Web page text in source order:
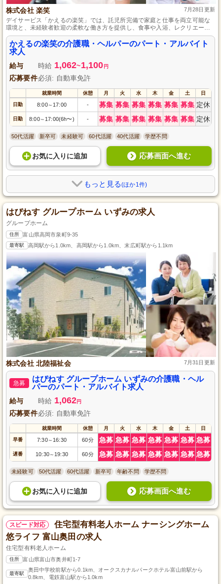
株式会社 楽笑 7月28日更新
デイサービス「かえるの楽笑」では、託児所完備で家庭と仕事を両立可能な
環境と、未経験者歓迎の柔軟な働き方を提供し、食事や入浴、レクリエーシ
ョン等の業務を通じて、利用者の楽しい在宅生活をサポートします。スタッ
フの成長を全力でバックアップしながら、パート・アルバイトでも昇給制度
あり、働きがいと安定感を感じていただけます。
かえるの楽笑の介護職・ヘルパーのパート・アルバイト
求人
給与 時給 1,062~1,100 円
応募要件必須: 自動車免許
就業時間 休憩 月 火 水 木 金 土 日
日勤 8:00～ 17:00 - 募集 募集 募集 募集 募集 募集 定休
日勤 8:00～ 17:00(6h〜) - 募集 募集 募集 募集 募集 募集 定休
50代活躍 新卒可 未経験可 60代活躍 40代活躍 学歴不問
お気に入り に追加 応募画面へ進む
もっと見る(ほか1件)
はぴねす グループホーム いずみの求人
グループホーム
住所 富山県高岡市泉町9-35
最寄駅 高岡駅から1.0km、高岡駅から1.0km、末広町駅から1.1km
株式会社 北陸福祉会 7月31日更新
急募
はぴねす グループホーム いずみの介護職・ヘル
パーのパート・アルバイト求人
給与 時給 1,062円
応募要件必須: 自動車免許
就業時間 休憩 月 火 水 木 金 土 日
早番 7:30～ 16:30 60分 急募 急募 急募 急募 急募 急募 急募
遅番 10:30～ 19:30 60分 急募 急募 急募 急募 急募 急募 急募
未経験可 50代活躍 60代活躍 新卒可 年齢不問 学歴不問
お気に入り に追加 応募画面へ進む
スピード対応
住宅型有料老人ホーム ナーシングホーム
悠ライフ 富山奥田の求人
住宅型有料老人ホーム
住所 富山県富山市奥井町1-7
最寄駅
奥田中学校前駅から0.1km、オークスカナルパークホテル富山前駅から
0.8km、電鉄富山駅から1.0km